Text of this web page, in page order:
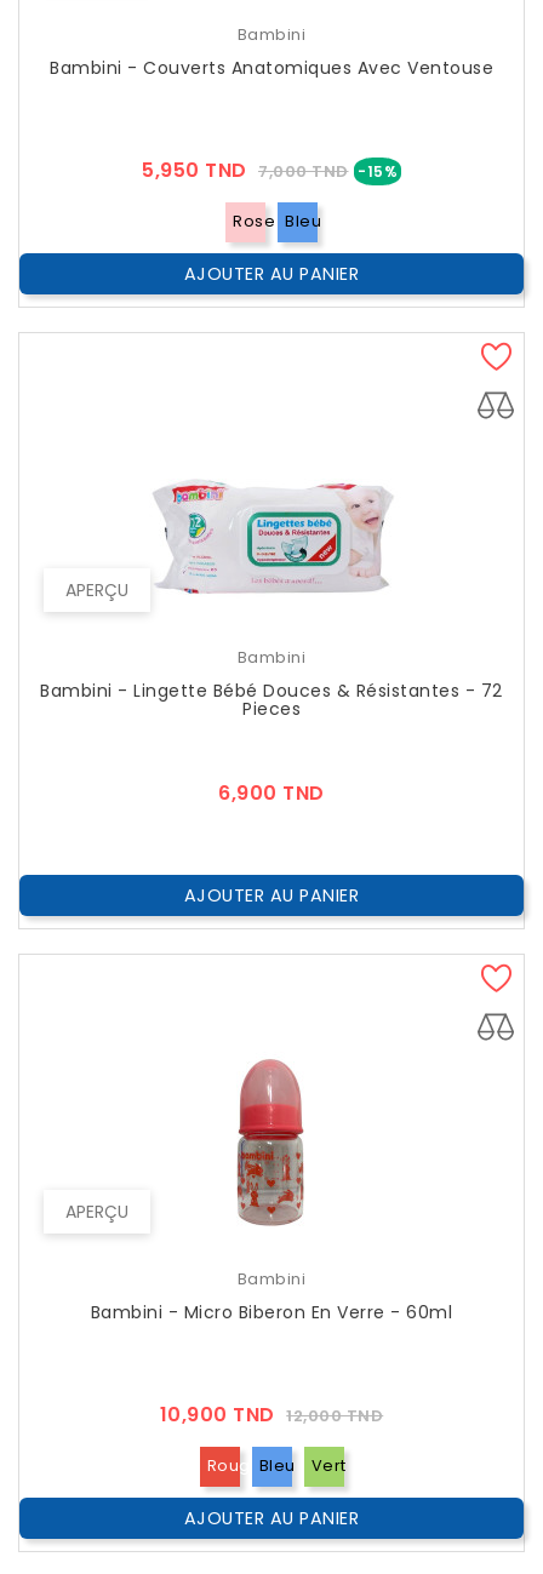
Bambini
Bambini - Couverts Anatomiques Avec Ventouse
5,950 TND Prix
Public
7,000 TND -15%Prix
Rose Bleu
AJOUTER AU PANIER
APERÇU
Bambini
Bambini - Lingette Bébé Douces & Résistantes - 72
Pieces
6,900 TND
AJOUTER AU PANIER
APERÇU
Bambini
Bambini - Micro Biberon En Verre - 60ml
10,900 TND Prix
Public
12,000 TNDPrix
RougeBleu Vert
AJOUTER AU PANIER